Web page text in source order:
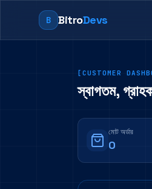
B BitroDevs
[CUSTOMER
স্বাগতম,
মোট অর্ডার
0